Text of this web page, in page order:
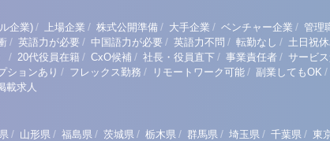
企業)/ 上場企業 / 株式公開準備 / 大手企業 / ベンチャー企業 / 管理
/ 英語力が必要 / 中国語力が必要 / 英語力不問 / 転勤なし / 土日祝
/ 20代役員在籍 / CxO候補 / 社長・役員直下 / 事業責任者 / サービ
ションあり / フレックス勤務 / リモートワーク可能 / 副業してもOK /
載求人
/ 山形県 / 福島県 / 茨城県 / 栃木県 / 群馬県 / 埼玉県 / 千葉県 / 東